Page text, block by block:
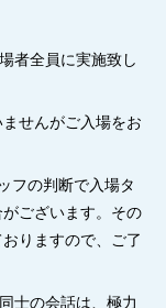
者全員に実施致し
せんがご入場をお
フの判断で入場タ
ございます。その
りますので、ご了
士の会話は、極力